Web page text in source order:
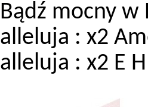
Bądź mocny w
alleluja : x2
alleluja : x2 E